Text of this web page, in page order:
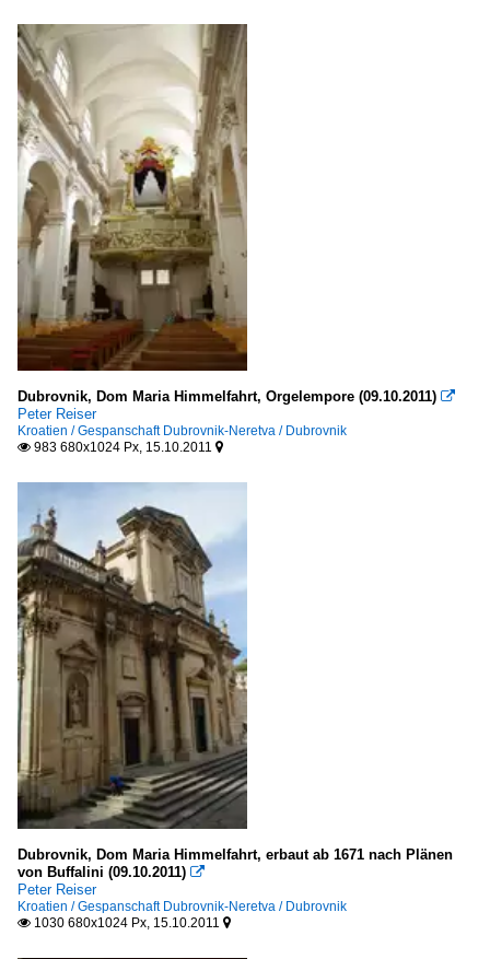
Dubrovnik, Dom Maria Himmelfahrt, Orgelempore (09.10.2011) 
Peter Reiser
Kroatien / Gespanschaft Dubrovnik-Neretva / Dubrovnik
 983 680x1024 Px, 15.10.2011 
Dubrovnik, Dom Maria Himmelfahrt, erbaut ab 1671 nach Plänen
von Buffalini (09.10.2011) 
Peter Reiser
Kroatien / Gespanschaft Dubrovnik-Neretva / Dubrovnik
 1030 680x1024 Px, 15.10.2011 